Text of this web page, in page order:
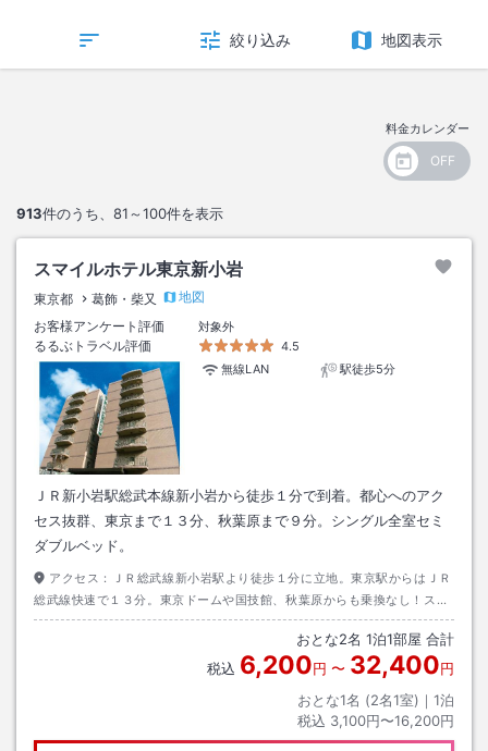
絞り込み 地図表示
料金カレンダー
913件のうち、 81～100件を表示
スマイルホテル東京新小岩
東京都 葛飾・柴又
地図
お客様アンケート評価
対象外
るるぶトラベル評価
4.5
無線LAN
駅徒歩5分
ＪＲ新小岩駅総武本線新小岩から徒歩１分で到着。都心へのアク
セス抜群、東京まで１３分、秋葉原まで９分。シングル全室セミ
ダブルベッド。
アクセス：
ＪＲ総武線新小岩駅より徒歩１分に立地。東京駅からはＪＲ
総武線快速で１３分。東京ドームや国技館、秋葉原からも乗換なし！スカ
イツリーから直行バスあり。
おとな2名 1泊1部屋 合計
税込 6,200円 〜 32,400円
おとな1名 (2名1室)｜ 1泊
税込 3,100円〜16,200円